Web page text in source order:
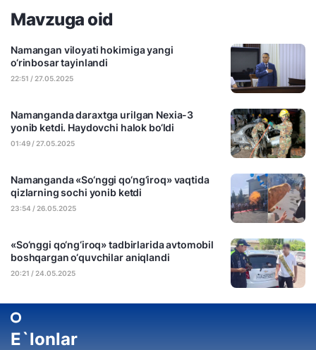
Mavzuga oid
Namangan viloyati hokimiga yangi
o‘rinbosar tayinlandi
22:51 / 27.05.2025
Namanganda daraxtga urilgan Nexia-3
yonib ketdi. Haydovchi halok bo‘ldi
01:49 / 27.05.2025
Namanganda «So‘nggi qo‘ng‘iroq» vaqtida
qizlarning sochi yonib ketdi
23:54 / 26.05.2025
«So‘nggi qo‘ng‘iroq» tadbirlarida avtomobil
boshqargan o‘quvchilar aniqlandi
20:21 / 24.05.2025
E`lonlar